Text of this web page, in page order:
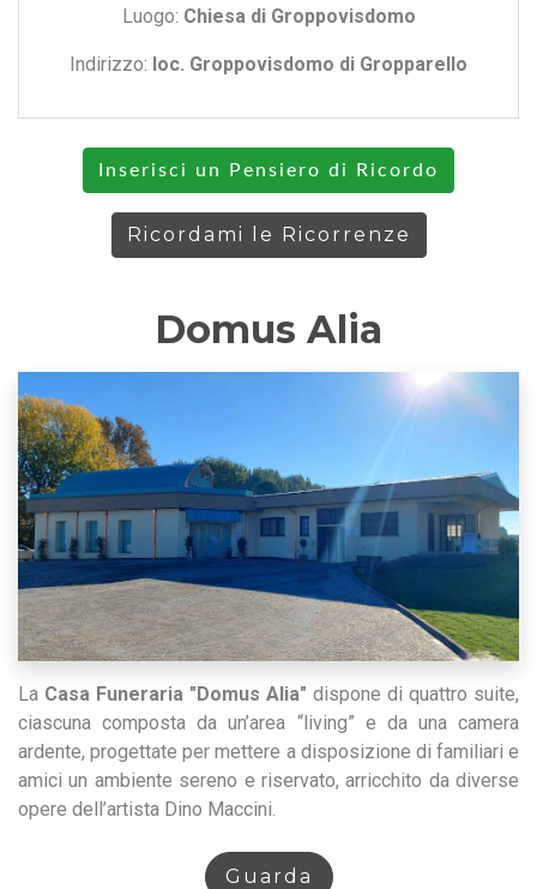
Luogo: Chiesa di Groppovisdomo
Indirizzo: loc. Groppovisdomo di Gropparello
Inserisci un Pensiero di Ricordo
Ricordami le Ricorrenze
Domus Alia
La Casa Funeraria "Domus Alia" dispone di quattro suite,
ciascuna composta da un’area “living” e da una camera
ardente, progettate per mettere a disposizione di familiari e
amici un ambiente sereno e riservato, arricchito da diverse
opere dell’artista Dino Maccini.
Guarda